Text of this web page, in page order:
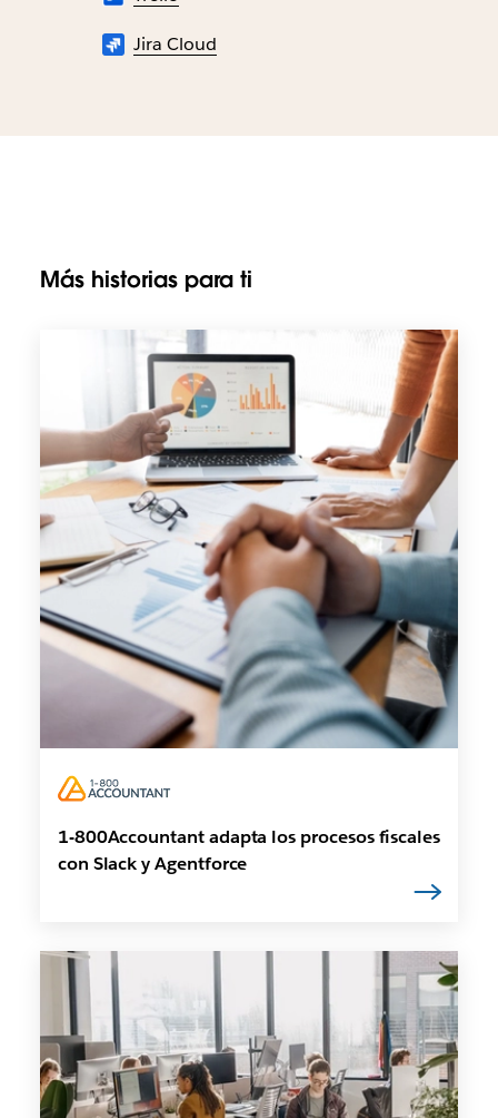
Jira Cloud
Más historias para ti
1-800Accountant adapta los procesos fiscales
con Slack y Agentforce